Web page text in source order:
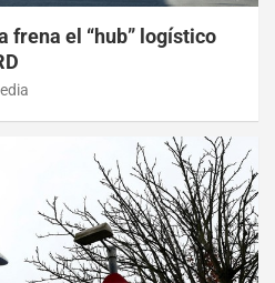
frena el “hub” logístico